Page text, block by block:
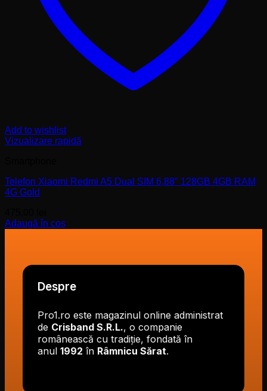
Add to wishlist
Vizualizare rapidă
Telefon Xiaomi Redmi A5 Dual SIM 6,88″ 128GB 4GB RAM
4G Gold
Adaugă în coș
Despre
Pro1.ro este magazinul online administrat
de Crisband S.R.L., o companie
românească cu tradiție, fondată în
anul 1992 în Râmnicu Sărat.